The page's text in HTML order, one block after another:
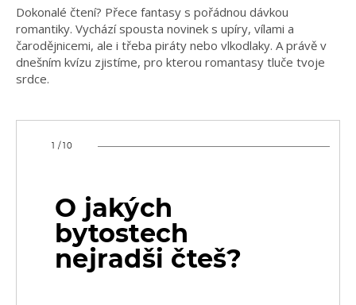
Dokonalé čtení? Přece fantasy s pořádnou dávkou
romantiky. Vychází spousta novinek s upíry, vílami a
čarodějnicemi, ale i třeba piráty nebo vlkodlaky. A právě v
dnešním kvízu zjistíme, pro kterou romantasy tluče tvoje
srdce.